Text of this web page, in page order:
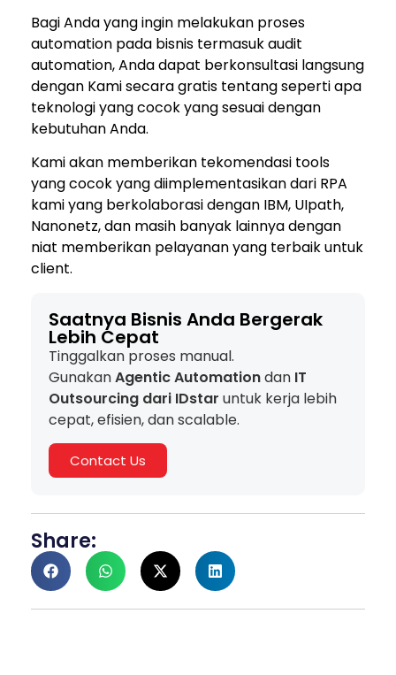
Bagi Anda yang ingin melakukan proses
automation pada bisnis termasuk audit
automation, Anda dapat berkonsultasi langsung
dengan Kami secara gratis tentang seperti apa
teknologi yang cocok yang sesuai dengan
kebutuhan Anda.
Kami akan memberikan tekomendasi tools
yang cocok yang diimplementasikan dari RPA
kami yang berkolaborasi dengan IBM, UIpath,
Nanonetz, dan masih banyak lainnya dengan
niat memberikan pelayanan yang terbaik untuk
client.
Saatnya Bisnis Anda Bergerak
Lebih Cepat
Tinggalkan proses manual.
GunakanAgentic Automationdan IT
Outsourcing dari IDstar untuk kerja lebih
cepat, efisien, dan scalable.
Contact Us
Share: